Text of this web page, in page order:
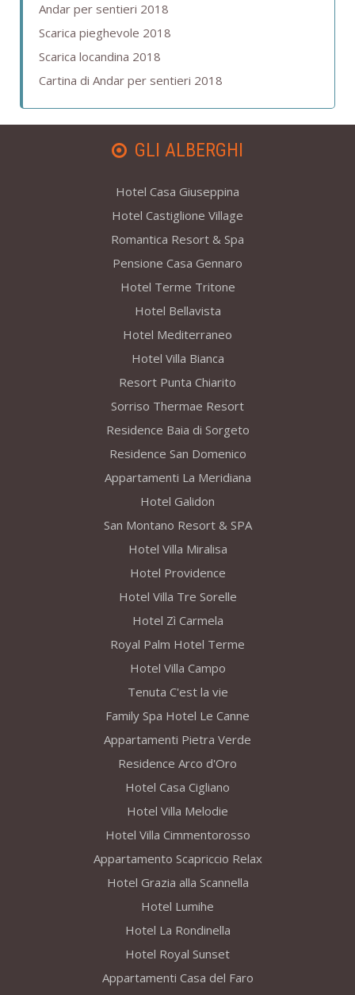
Andar per sentieri 2018
Scarica pieghevole 2018
Scarica locandina 2018
Cartina di Andar per sentieri 2018
GLI ALBERGHI
Hotel Casa Giuseppina
Hotel Castiglione Village
Romantica Resort & Spa
Pensione Casa Gennaro
Hotel Terme Tritone
Hotel Bellavista
Hotel Mediterraneo
Hotel Villa Bianca
Resort Punta Chiarito
Sorriso Thermae Resort
Residence Baia di Sorgeto
Residence San Domenico
Appartamenti La Meridiana
Hotel Galidon
San Montano Resort & SPA
Hotel Villa Miralisa
Hotel Providence
Hotel Villa Tre Sorelle
Hotel Zì Carmela
Royal Palm Hotel Terme
Hotel Villa Campo
Tenuta C'est la vie
Family Spa Hotel Le Canne
Appartamenti Pietra Verde
Residence Arco d'Oro
Hotel Casa Cigliano
Hotel Villa Melodie
Hotel Villa Cimmentorosso
Appartamento Scapriccio Relax
Hotel Grazia alla Scannella
Hotel Lumihe
Hotel La Rondinella
Hotel Royal Sunset
Appartamenti Casa del Faro